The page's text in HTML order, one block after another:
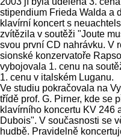
stipendium Frieda Walda a
klavírní koncert s
zvítězila v soutěži "Joute
svou první CD nahrávku. V
sionské konzervatoře
vybojovala 1. cenu na
1. cenu v italském Luganu.
Ve studiu pokračovala na
třídě prof. G. Pirner, kde se
klavírního koncertu KV 246
Dubois". V současnosti se
hudbě. Pravidelně